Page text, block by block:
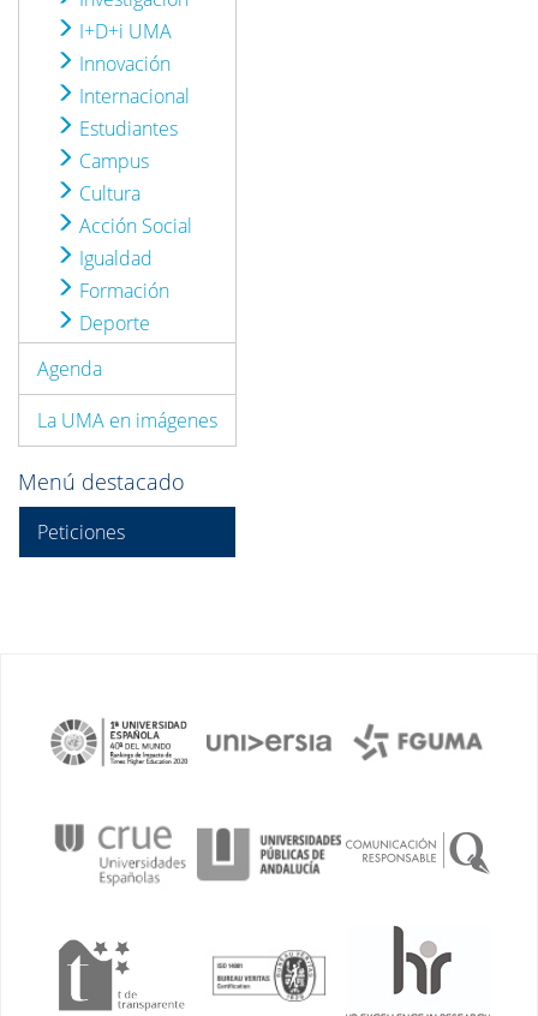
I+D+i UMA
Innovación
Internacional
Estudiantes
Campus
Cultura
Acción Social
Igualdad
Formación
Deporte
Agenda
La UMA en imágenes
Menú destacado
Peticiones